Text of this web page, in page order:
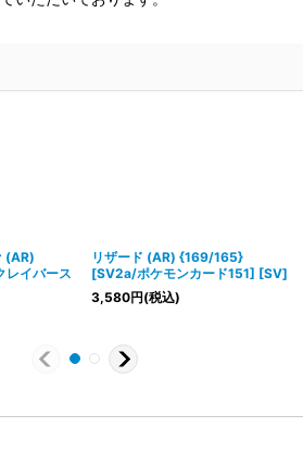
(AR)
イバース
リザード (AR) {169/165}
[SV2a/ポケモンカード151] [SV]
3,580円(税込)